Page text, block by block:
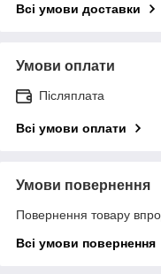
Всі умови доставки
Умови оплати
Післяплата
Всі умови оплати
Умови повернення
Повернення товару
Всі умови повернення